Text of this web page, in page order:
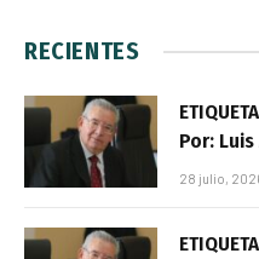
RECIENTES
Por:
28 julio,